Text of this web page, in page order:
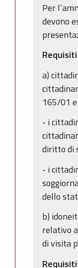
Per
devono
a)
165/01
- i
diritto di
- i
dello
b)
relativo
di visita